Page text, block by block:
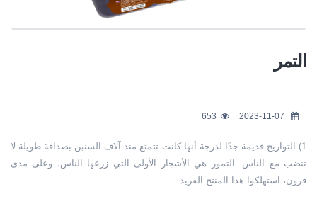
التمر
1) التواريخ قديمة جدًا لدرجة أنها كانت تتمتع منذ آلاف السنين بصداقة طويلة لا
تنضب مع الناس. التمور هي الأشجار الأولى التي زرعها الناس، وعلى مدى
قرون، استهلكوا هذا المنتج الفريد.